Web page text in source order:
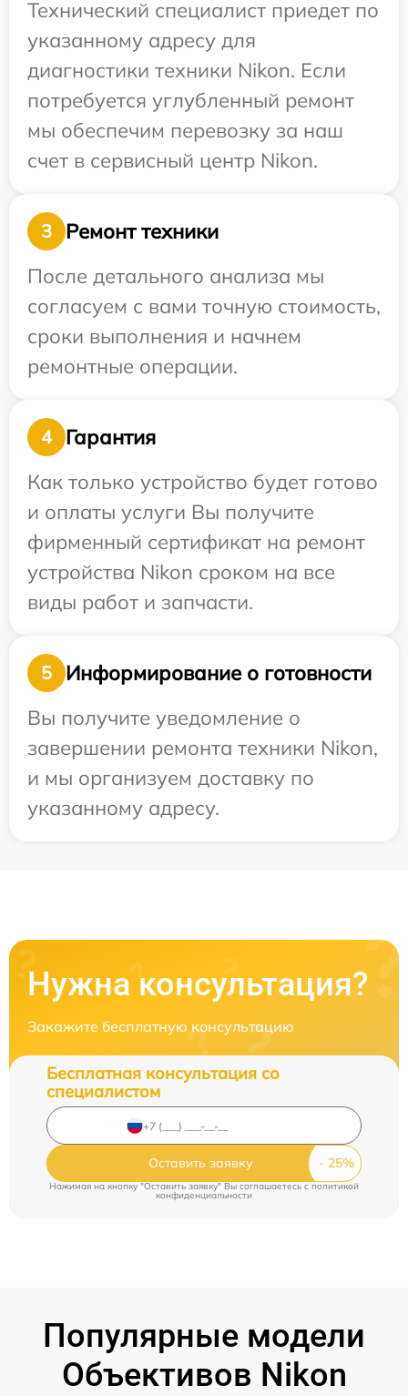
Технический специалист приедет по
указанному адресу для
диагностики техники Nikon. Если
потребуется углубленный ремонт
мы обеспечим перевозку за наш
счет в сервисный центр Nikon.
3
Ремонт техники
После детального анализа мы
согласуем с вами точную стоимость,
сроки выполнения и начнем
ремонтные операции.
4
Гарантия
Как только устройство будет готово
и оплаты услуги Вы получите
фирменный сертификат на ремонт
устройства Nikon сроком на все
виды работ и запчасти.
5
Информирование о готовности
Вы получите уведомление о
завершении ремонта техники Nikon,
и мы организуем доставку по
указанному адресу.
Нужна консультация?
Закажите бесплатную консультацию
Бесплатная консультация со
специалистом
Оставить заявку
Нажимая на кнопку "Оставить заявку" Вы соглашаетесь cполитикой
конфиденциальности
Популярные модели
Объективов Nikon